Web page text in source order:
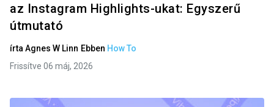
az Instagram Highlights-ukat: Egyszerű
útmutató
írtaAgnes W Linn Ebben How To
Frissítve 06 máj, 2026